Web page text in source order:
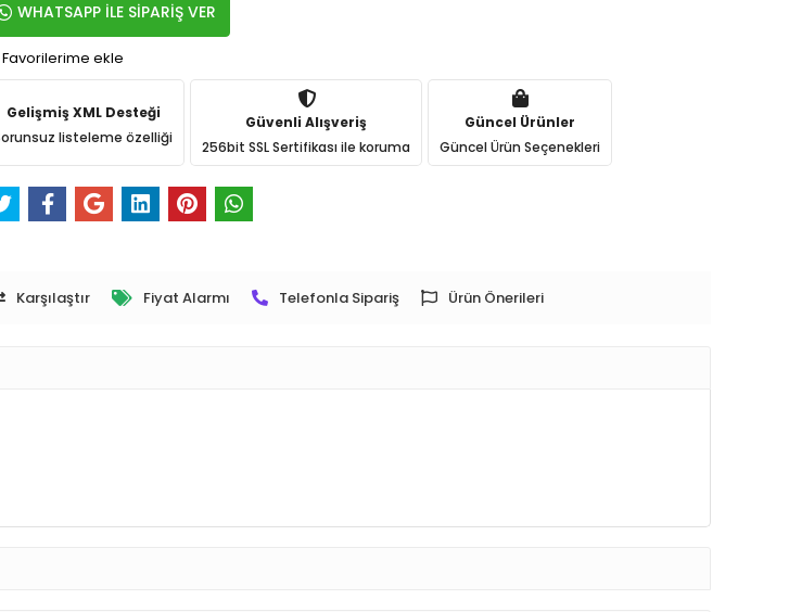
WHATSAPP İLE SİPARİŞ VER
Favorilerime ekle
Gelişmiş XML Desteği
listeleme özelliği
Güvenli Alışveriş
256bit SSL Sertifikası ile koruma
Güncel Ürünler
Güncel Ürün Seçenekleri
Karşılaştır Fiyat Alarmı Telefonla Sipariş Ürün Önerileri